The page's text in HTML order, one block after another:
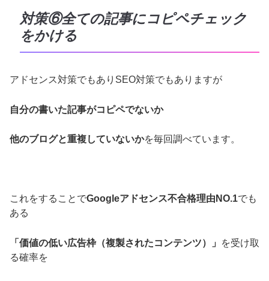
対策⑥全ての記事にコピペチェック
をかける
アドセンス対策でもありSEO対策でもありますが
自分の書いた記事がコピペでないか
他のブログと重複していないかを毎回調べています。
これをすることでGoogleアドセンス不合格理由NO.1でも
ある
「価値の低い広告枠（複製されたコンテンツ）」
を受け取
る確率を